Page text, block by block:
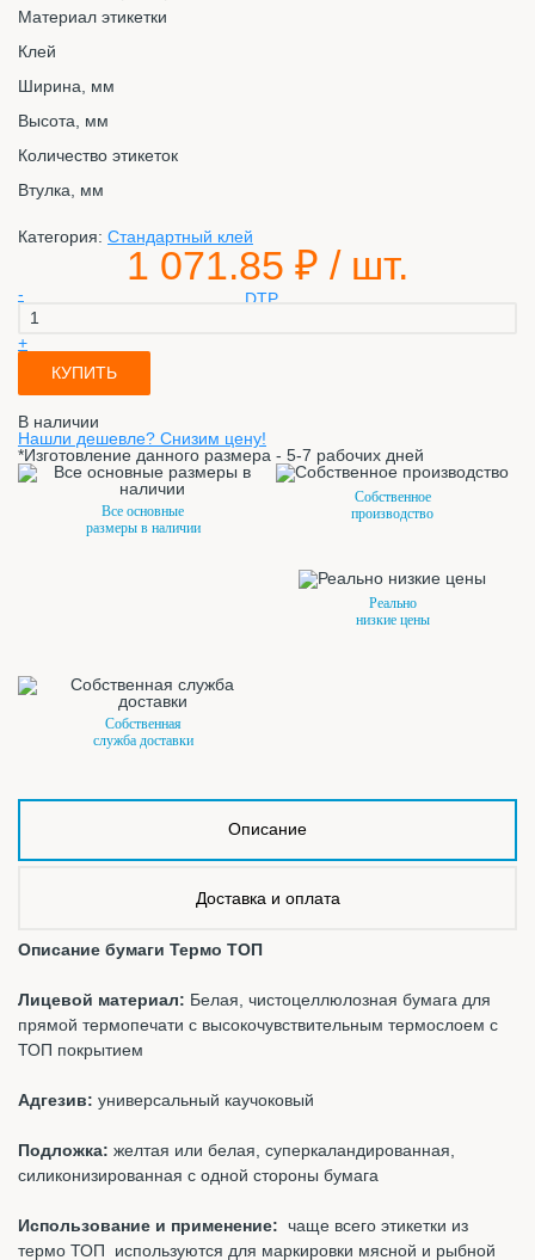
Материал этикетки
Клей
Ширина, мм
Высота, мм
Количество этикеток
Втулка, мм
Категория: Стандартный клей
1 071.85 ₽ / шт.
-
+
КУПИТЬ
В наличии
Нашли дешевле? Снизим цену!
*Изготовление данного размера - 5-7 рабочих дней
Все основные
размеры в наличии
Собственное
производство
Реально
низкие цены
Собственная
служба доставки
Описание
Доставка и оплата
Описание бумаги Термо ТОП
Лицевой материал: Белая, чистоцеллюлозная бумага для
прямой термопечати с высокочувствительным термослоем с
ТОП покрытием
Адгезив: универсальный каучоковый
Подложка: желтая или белая, суперкаландированная,
силиконизированная с одной стороны бумага
Использование и применение: чаще всего этикетки из
термо ТОП используются для маркировки мясной и рыбной